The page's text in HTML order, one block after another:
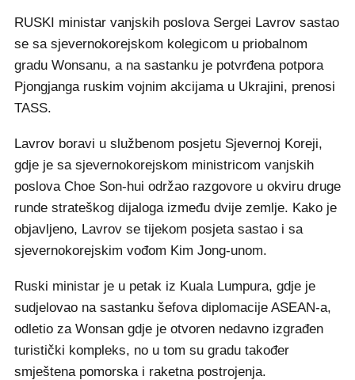
RUSKI ministar vanjskih poslova Sergei Lavrov sastao
se sa sjevernokorejskom kolegicom u priobalnom
gradu Wonsanu, a na sastanku je potvrđena potpora
Pjongjanga ruskim vojnim akcijama u Ukrajini, prenosi
TASS.
Lavrov boravi u službenom posjetu Sjevernoj Koreji,
gdje je sa sjevernokorejskom ministricom vanjskih
poslova Choe Son-hui održao razgovore u okviru druge
runde strateškog dijaloga između dvije zemlje. Kako je
objavljeno, Lavrov se tijekom posjeta sastao i sa
sjevernokorejskim vođom Kim Jong-unom.
Ruski ministar je u petak iz Kuala Lumpura, gdje je
sudjelovao na sastanku šefova diplomacije ASEAN-a,
odletio za Wonsan gdje je otvoren nedavno izgrađen
turistički kompleks, no u tom su gradu također
smještena pomorska i raketna postrojenja.